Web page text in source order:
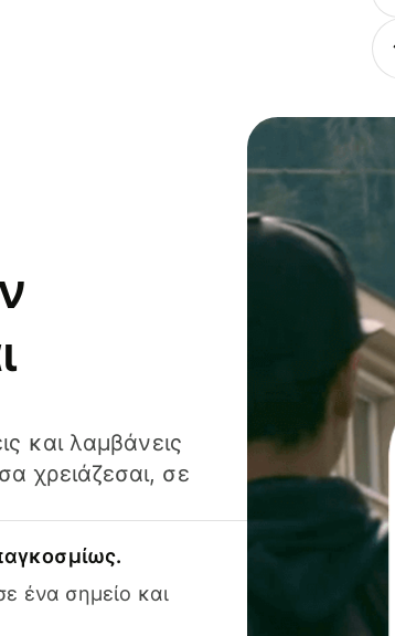
και λαμβάνεις
χρειάζεσαι, σε
ένα σημείο και